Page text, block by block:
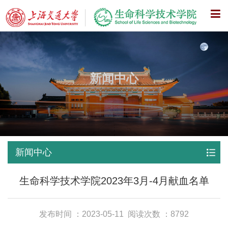
X
新闻中心
新闻中心
生命科学技术学院2023年3月-4月献血名单
发布时间 ：2023-05-11 阅读次数 ：8792